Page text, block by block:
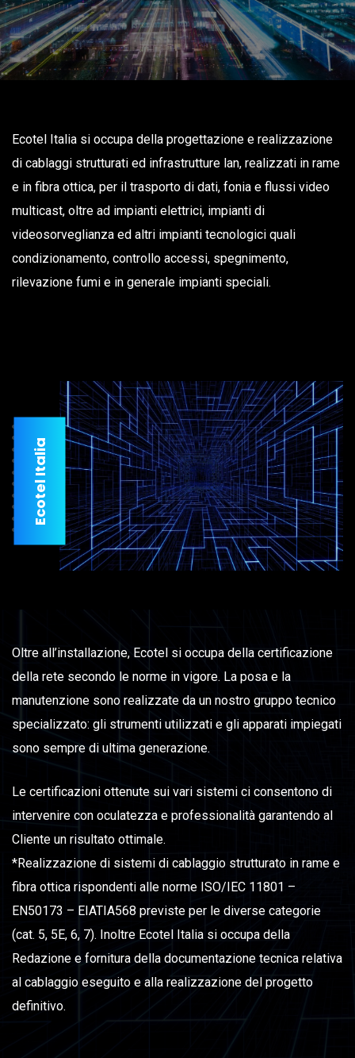
Ecotel Italia si occupa della progettazione e realizzazione
di cablaggi strutturati ed infrastrutture lan, realizzati in rame
e in fibra ottica, per il trasporto di dati, fonia e flussi video
multicast, oltre ad impianti elettrici, impianti di
videosorveglianza ed altri impianti tecnologici quali
condizionamento, controllo accessi, spegnimento,
rilevazione fumi e in generale impianti speciali.
Ecotel Italia
Oltre all’installazione, Ecotel si occupa della certificazione
della rete secondo le norme in vigore. La posa e la
manutenzione sono realizzate da un nostro gruppo tecnico
specializzato: gli strumenti utilizzati e gli apparati impiegati
sono sempre di ultima generazione.
Le certificazioni ottenute sui vari sistemi ci consentono di
intervenire con oculatezza e professionalità garantendo al
Cliente un risultato ottimale.
*Realizzazione di sistemi di cablaggio strutturato in rame e
fibra ottica rispondenti alle norme ISO/IEC 11801 –
EN50173 – EIATIA568 previste per le diverse categorie
(cat. 5, 5E, 6, 7). Inoltre Ecotel Italia si occupa della
Redazione e fornitura della documentazione tecnica relativa
al cablaggio eseguito e alla realizzazione del progetto
definitivo.